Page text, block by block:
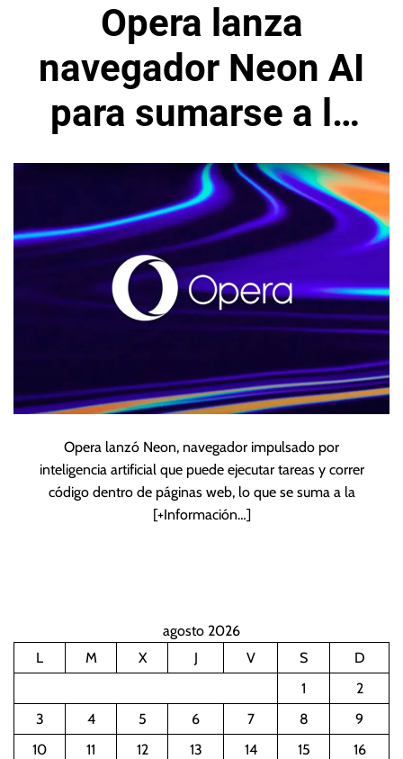
Opera lanza
navegador Neon AI
para sumarse a la
navegación con
agentes
Opera lanzó Neon, navegador impulsado por
inteligencia artificial que puede ejecutar tareas y correr
código dentro de páginas web, lo que se suma a la
[+Información…]
agosto 2026
L
M X J V S
D
1
2
3
4 5 6 7 8
9
10
11 12 13 14 15
16